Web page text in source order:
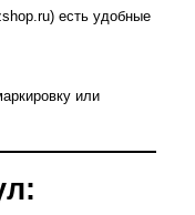
есть удобные
или